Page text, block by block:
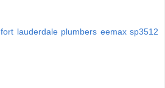
fort lauderdale plumbers eemax sp3512